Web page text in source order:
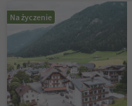
Na życzenie